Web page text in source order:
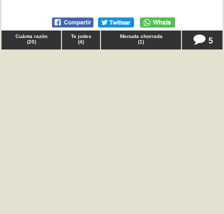
Cuánta razón
(20)
Te jodes
(4)
Menuda chorrada
(1) 5